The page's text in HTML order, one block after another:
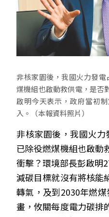
非核家園後，我國火力發
煤機組也啟動救供電，是否
啟明今天表示，政府當初
入。（本報資料照片）
非核家園後，我國火
已除役燃煤機組也啟動
衝擊？環境部長彭啟明
減碳目標就沒有將核能
轉氣，及到2030年燃
畫，攸關每度電力碳排